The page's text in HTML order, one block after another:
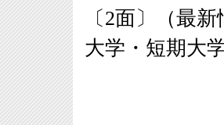
〔2面〕
（最
大学・短期大